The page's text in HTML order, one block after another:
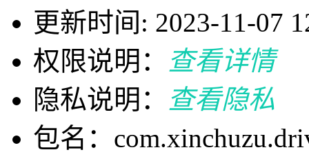
更新时间: 2023-11-07
权限说明：
查看详情
隐私说明：
查看隐私
包名：